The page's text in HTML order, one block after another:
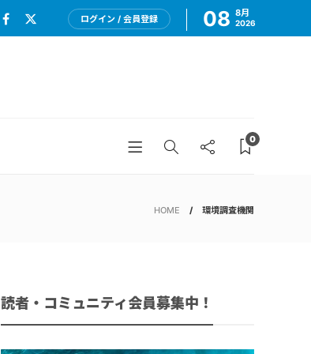
ログイン / 会員登録 08 8月
2026
0
HOME 環境調査機関
読者・コミュニティ会員募集中！